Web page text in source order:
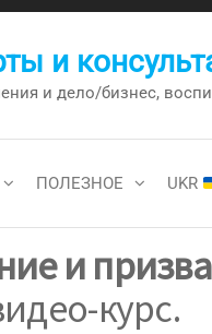
и
и дело/бизнес,
ПОЛЕЗНОЕ UKR
и
курс.